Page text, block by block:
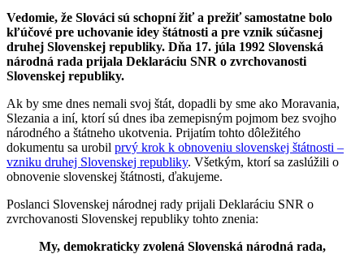
Vedomie, že Slováci sú schopní žiť a prežiť samostatne bolo
kľúčové pre uchovanie idey štátnosti a pre vznik súčasnej
druhej Slovenskej republiky. Dňa 17. júla 1992 Slovenská
národná rada prijala Deklaráciu SNR o zvrchovanosti
Slovenskej republiky.
Ak by sme dnes nemali svoj štát, dopadli by sme ako Moravania,
Slezania a iní, ktorí sú dnes iba zemepisným pojmom bez svojho
národného a štátneho ukotvenia. Prijatím tohto dôležitého
dokumentu sa urobil prvý krok k obnoveniu slovenskej štátnosti –
vzniku druhej Slovenskej republiky. Všetkým, ktorí sa zaslúžili o
obnovenie slovenskej štátnosti, ďakujeme.
Poslanci Slovenskej národnej rady prijali Deklaráciu SNR o
zvrchovanosti Slovenskej republiky tohto znenia:
My, demokraticky zvolená Slovenská národná rada,